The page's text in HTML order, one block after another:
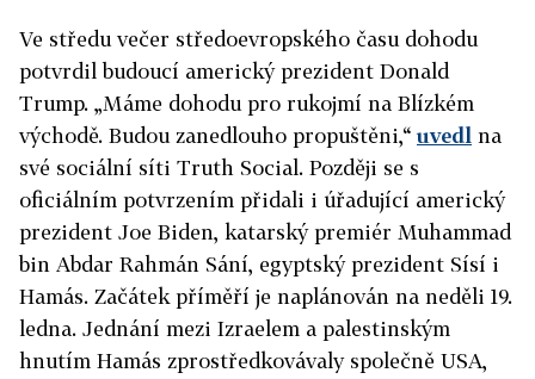
Ve středu večer středoevropského času dohodu
potvrdil budoucí americký prezident Donald
Trump. „Máme dohodu pro rukojmí na Blízkém
východě. Budou zanedlouho propuštěni,“uvedl na
své sociální síti Truth Social. Později se s
oficiálním potvrzením přidali i úřadující americký
prezident Joe Biden, katarský premiér Muhammad
bin Abdar Rahmán Sání, egyptský prezident Sísí i
Hamás. Začátek příměří je naplánován na neděli 19.
ledna. Jednání mezi Izraelem a palestinským
hnutím Hamás zprostředkovávaly společně USA,